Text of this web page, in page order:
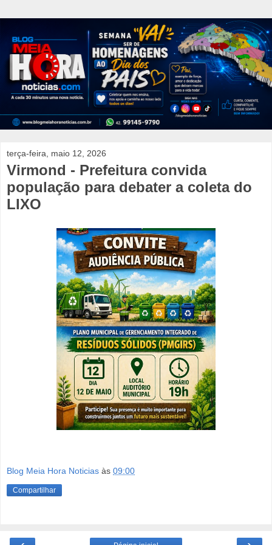
terça-feira, maio 12, 2026
Virmond - Prefeitura convida
população para debater a coleta do
LIXO
Blog Meia Hora Noticias às 09:00
Compartilhar